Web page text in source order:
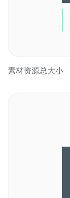
素材资源总大小